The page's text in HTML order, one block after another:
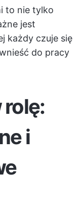
to nie tylko
jest
każdy czuje się
do pracy
i